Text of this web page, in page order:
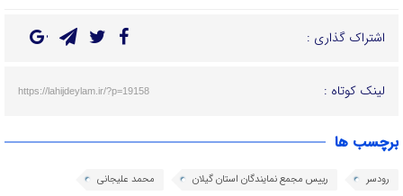
اشتراک گذاری :
لینک کوتاه : https://lahijdeylam.ir/?p=19158
برچسب ها
رودسر رییس مجمع نمایندگان استان گیلان محمد علیجانی